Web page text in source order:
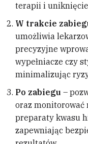
terapii i uniknięcie
W trakcie
umożliwia
precyzyjne
wypełniacze czy
minimalizując
Po zabiegu –
oraz monitorować
preparaty kwasu
zapewniając